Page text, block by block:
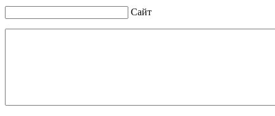
Сайт